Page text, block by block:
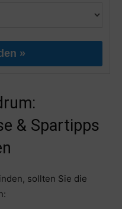
»
& Spartipps
sollten Sie die